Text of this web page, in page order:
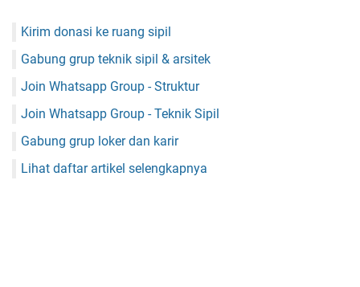
Kirim donasi ke ruang sipil
Gabung grup teknik sipil & arsitek
Join Whatsapp Group - Struktur
Join Whatsapp Group - Teknik Sipil
Gabung grup loker dan karir
Lihat daftar artikel selengkapnya